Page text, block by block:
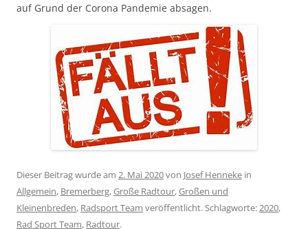
auf Grund der Corona Pandemie absagen.
Dieser Beitrag wurde am 2. Mai 2020von Josef Henneke in
Allgemein, Bremerberg,Große Radtour,Großen und
Kleinenbreden, Radsport Team veröffentlicht. Schlagworte:2020,
Rad Sport Team, Radtour.